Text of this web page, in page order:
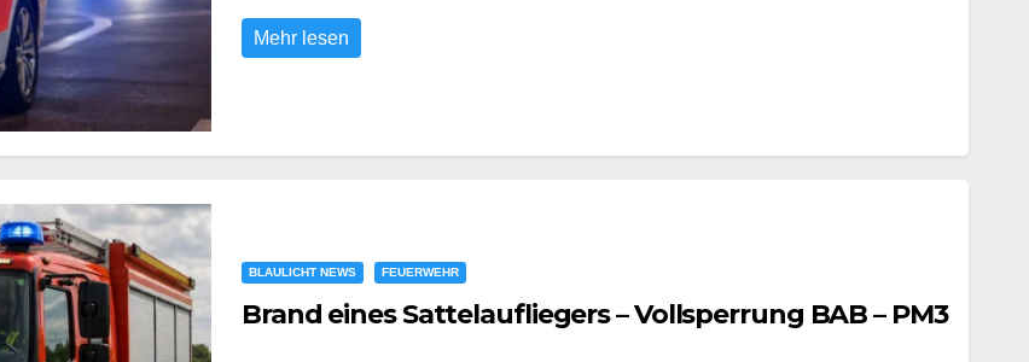
Mehr lesen
BLAULICHT NEWS FEUERWEHR
Brand eines Sattelaufliegers – Vollsperrung BAB – PM3